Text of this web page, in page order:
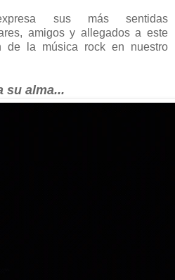
expresa sus más sentidas
amigos y allegados a este
de la música rock en nuestro
su alma...